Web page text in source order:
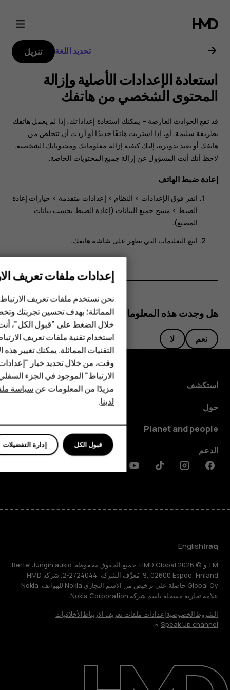
دليل
مستخدم
Nokia
G21
الهواتف المميزة
HMD Terra M
HMD Watch
للأعمال
حول
تحديد اللغة تنزيل
استعادة الإعدادات الأصلية وإزالة
المحتوى الشخصي من هاتفك
قد تقع الحوادث العارضة – يمكنك استعادة إعداداتك، إذا لم يعمل هاتفك
بطريقة سليمة. أو، إذا اشتريت هاتفًا جديدًا أو أردت أن تتخلص من
هاتفك أو تعيد تدويره، إليك كيفية إزالة معلوماتك ومحتوياتك الشخصية.
لاحظ أنك أنت المسؤول عن إزالة جميع المحتويات الخاصة.
إعادة ضبط الهاتف
انقر فوق الإعدادات‏‎ > النظام‏‎ > إعدادات متقدمة > خيارات إعادة
الضبط > مسح جميع البيانات (إعادة الضبط بحسب بيانات
المصنع).
اتبع التعليمات التي تظهر على شاشة هاتفك.
هل وجدت هذه المعلومات مفيدة؟
نعم لا
استكشف
حول
Planet and people
الدعم
Facebook
Instagram
Tiktok
Youtube
Linkedin
Discord
Iraq
English
TM و © 2026 HMD Global. جميع الحقوق محفوظة. Bertel Jungin aukio
9, 02600 Espoo, Finland. مُعرِّف الشركة: 2724044-2. شركة HMD
Global Oy حاصلة على ترخيص من الاسم التجاري Nokia للهواتف. Nokia
علامة تجارية مسجلة باسم شركة Nokia Corporation.
الشروطالخصوصيةإعدادات ملفات تعريف الارتباطالأخلاقيات
Speak Up channel
إعدادات ملفات تعريف
نحن نستخدم ملفات تعريف
المماثلة؛ بهدف تحسين تجربتك
خلال الضغط على "قبول الكل"،
استخدام تقنية ملفات تعريف
التقنيات المماثلة. يمكنك تغيير
وقت، من خلال تحديد خيار
الارتباط" الموجود في الجزء
مزيدًا من المعلومات عنسياسة
لدينا.
إدارة التفضيلات قبول الكل